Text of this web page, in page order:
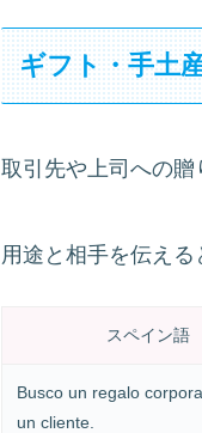
ギフト・手土
取引先や上司への贈
用途と相手を伝える
スペイン語
Busco un regalo
un cliente.